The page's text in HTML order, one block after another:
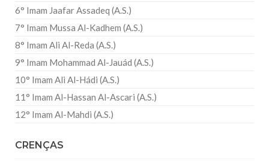
6° Imam Jaafar Assadeq (A.S.)
7° Imam Mussa Al-Kadhem (A.S.)
8° Imam Ali Al-Reda (A.S.)
9° Imam Mohammad Al-Jauád (A.S.)
10° Imam Ali Al-Hádi (A.S.)
11° Imam Al-Hassan Al-Ascari (A.S.)
12° Imam Al-Mahdi (A.S.)
CRENÇAS